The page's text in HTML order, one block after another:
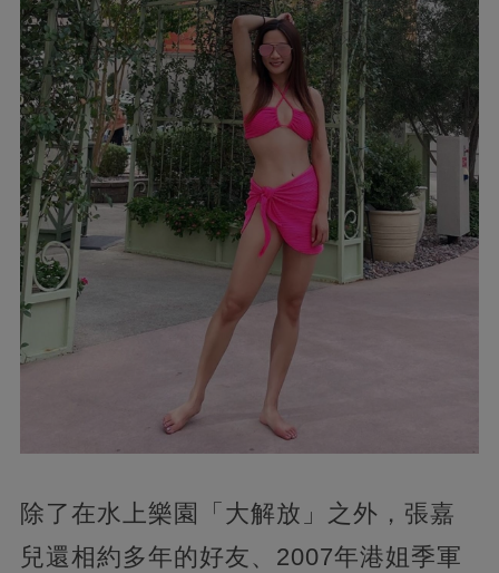
除了在水上樂園「大解放」之外，張嘉
兒還相約多年的好友、2007年港姐季軍